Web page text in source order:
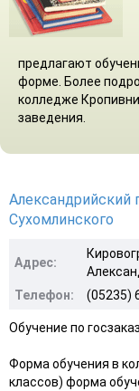
предлагают
форме. Более
колледже
заведения.
Александрийский
Сухомлинского
Адрес:
Телефон:
(05235)
Обучение по
Форма обучения в
классов) форма